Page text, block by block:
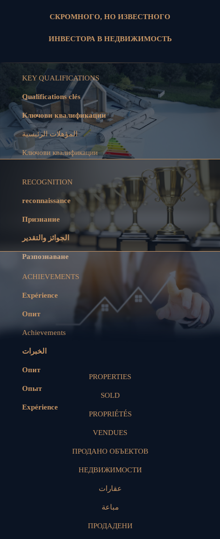
СКРОМНОГО, НО ИЗВЕСТНОГО
ИНВЕСТОРА В НЕДВИЖИМОСТЬ
KEY QUALIFICATIONS
Qualifications clés
Ключови квалификации
المؤهلات الرئيسية
Ключови квалификации
RECOGNITION
reconnaissance
Признание
الجوائز والتقدير
Разпознаване
ACHIEVEMENTS
Expérience
Опит
Achievements
الخبرات
Опит
Опыт
Expérience
PROPERTIES
SOLD
PROPRIÉTÉS
VENDUES
ПРОДАНО ОБЪЕКТОВ
НЕДВИЖИМОСТИ
عقارات
مباعة
ПРОДАДЕНИ